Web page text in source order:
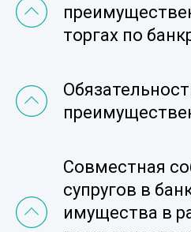
торгах по
Совместная
супругов в
имущества в